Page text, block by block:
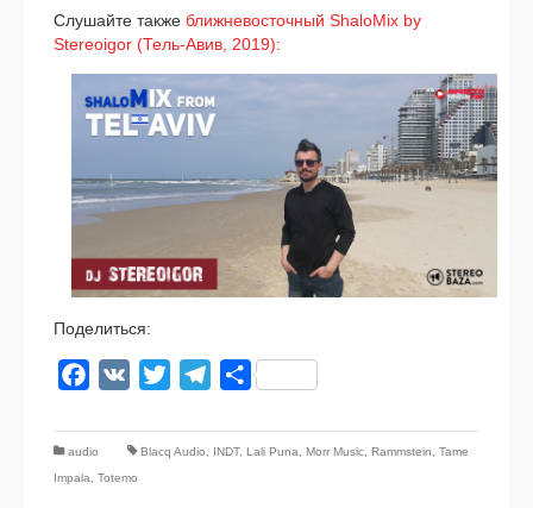
Слушайте так­же ближ­не­во­сточ­ный ShaloMix by
Stereoigor (Тель-Авив, 2019):
Поделиться:
Facebook
VK Twitter TelegramОтправить
audio Blacq Audio, INDT, Lali Puna, Morr Music, Rammstein, Tame
Impala, Totemo